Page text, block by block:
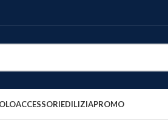
ACCESSORIEDILIZIAPROMO